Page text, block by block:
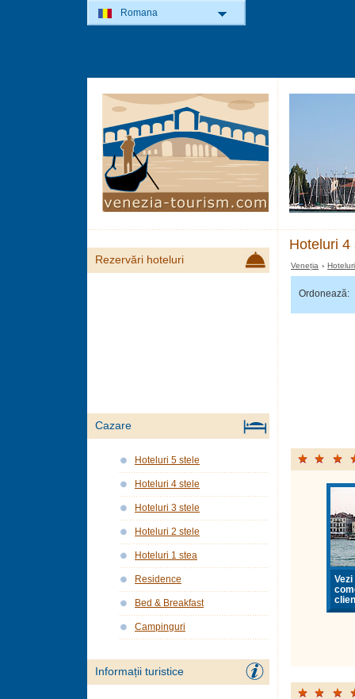
Hoteluri 4
Veneția ›
Ordonează:
Rezervări hoteluri
Cazare
Hoteluri 5 stele
Hoteluri 4 stele
Hoteluri 3 stele
Hoteluri 2 stele
Hoteluri 1 stea
Residence
Bed & Breakfast
Campinguri
Informații turistice
Romana